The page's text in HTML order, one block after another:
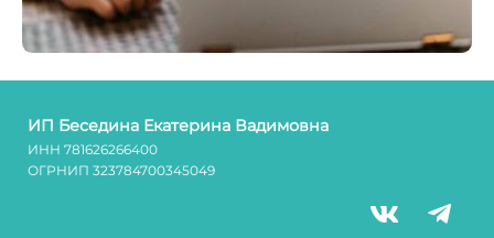
ИП Беседина Екатерина Вадимовна
ИНН 781626266400
ОГРНИП 323784700345049